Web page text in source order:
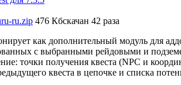
ru.zip 476 Кбскачан 42 раза
как дополнительный модуль для
с выбранными рейдовыми и
точки получения квеста (NPC и
квеста в цепочке и списка